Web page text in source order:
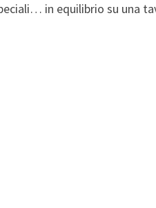
in equilibrio su una